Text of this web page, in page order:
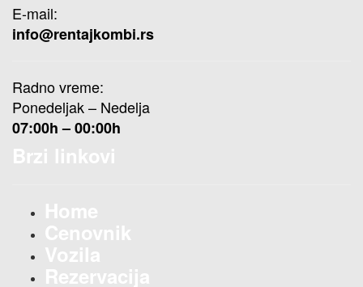
E-mail:
info@rentajkombi.rs
Radno vreme:
Ponedeljak – Nedelja
07:00h – 00:00h